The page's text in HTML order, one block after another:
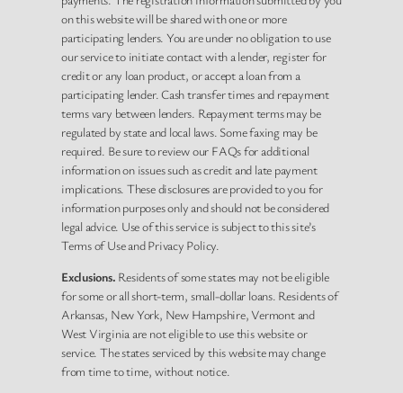
on this website will be shared with one or more
participating lenders. You are under no obligation to use
our service to initiate contact with a lender, register for
credit or any loan product, or accept a loan from a
participating lender. Cash transfer times and repayment
terms vary between lenders. Repayment terms may be
regulated by state and local laws. Some faxing may be
required. Be sure to review our FAQs for additional
information on issues such as credit and late payment
implications. These disclosures are provided to you for
information purposes only and should not be considered
legal advice. Use of this service is subject to this site’s
Terms of Use and Privacy Policy.
Exclusions. Residents of some states may not be eligible
for some or all short-term, small-dollar loans. Residents of
Arkansas, New York, New Hampshire, Vermont and
West Virginia are not eligible to use this website or
service. The states serviced by this website may change
from time to time, without notice.